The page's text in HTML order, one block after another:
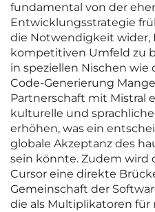
fundamental von der
Entwicklungsstrategie
die Notwendigkeit wider,
kompetitiven Umfeld zu
in speziellen Nischen
Code-Generierung
Partnerschaft mit Mistral
kulturelle und
erhöhen, was ein
globale Akzeptanz des
sein könnte. Zudem wird
Cursor eine direkte
Gemeinschaft der
die als Multiplikatoren für